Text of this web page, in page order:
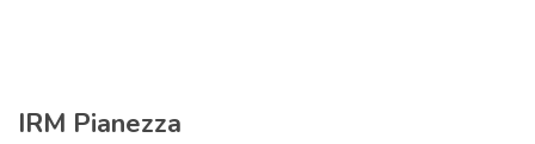
IRM Pianezza